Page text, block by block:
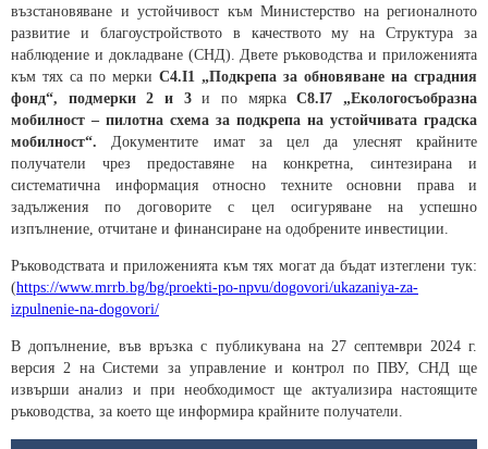
възстановяване и устойчивост към Министерство на регионалното
развитие и благоустройството в качеството му на Структура за
наблюдение и докладване (СНД). Двете ръководства и приложенията
към тях са по мерки C4.I1 „Подкрепа за обновяване на сградния
фонд“, подмерки 2 и 3и по мяркаС8.I7 „Екологосъобразна
мобилност – пилотна схема за подкрепа на устойчивата градска
мобилност“.Документите имат за цел да улеснят крайните
получатели чрез предоставяне на конкретна, синтезирана и
систематична информация относно техните основни права и
задължения по договорите с цел осигуряване на успешно
изпълнение, отчитане и финансиране на одобрените инвестиции.
Ръководствата и приложенията към тях могат да бъдат изтеглени тук:
(https://www.mrrb.bg/bg/proekti-po-npvu/dogovori/ukazaniya-za-
izpulnenie-na-dogovori/
В допълнение, във връзка с публикувана на 27 септември 2024 г.
версия 2 на Системи за управление и контрол по ПВУ, СНД ще
извърши анализ и при необходимост ще актуализира настоящите
ръководства, за което ще информира крайните получатели.